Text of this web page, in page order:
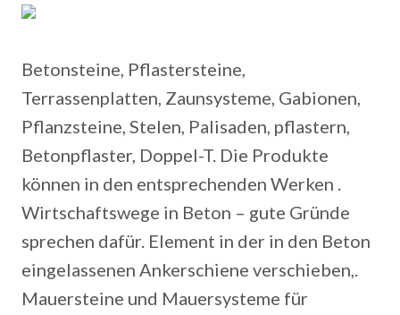
Betonsteine, Pflastersteine,
Terrassenplatten, Zaunsysteme, Gabionen,
Pflanzsteine, Stelen, Palisaden, pflastern,
Betonpflaster, Doppel-T. Die Produkte
können in den entsprechenden Werken .
Wirtschaftswege in Beton – gute Gründe
sprechen dafür. Element in der in den Beton
eingelassenen Ankerschiene verschieben,.
Mauersteine und Mauersysteme für